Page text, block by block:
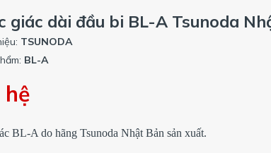
giác dài đầu bi BL-A Tsunoda
TSUNODA
BL-A
hệ
BL-A do hãng Tsunoda Nhật Bản sản xuất.